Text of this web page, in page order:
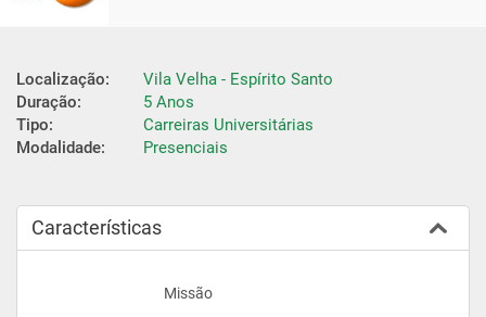
Localização:
Vila Velha - Espírito Santo
Duração:
5 Anos
Tipo:
Carreiras Universitárias
Modalidade:
Presenciais
Características
					Missão